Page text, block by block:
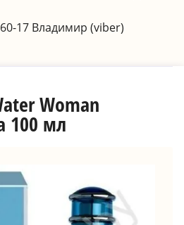
17Владимир (viber)
Woman
100 мл